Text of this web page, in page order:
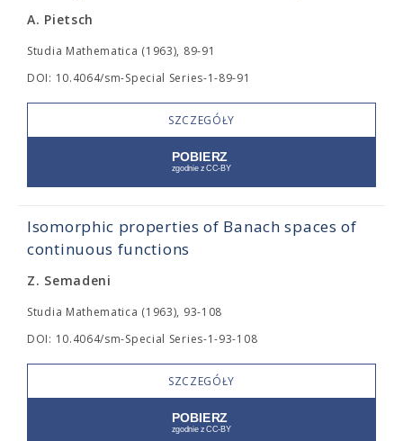
A. Pietsch
Studia Mathematica (1963), 89-91
DOI: 10.4064/sm-Special Series-1-89-91
SZCZEGÓŁY
Isomorphic properties of Banach spaces of
continuous functions
Z. Semadeni
Studia Mathematica (1963), 93-108
DOI: 10.4064/sm-Special Series-1-93-108
SZCZEGÓŁY